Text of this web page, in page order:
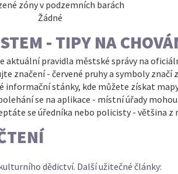
zóny v podzemních barách
Žádné
- TIPY NA
aktuálnípravidla městské správy na
značení - červené pruhy a symboly značí
stánky, kde můžete získat
se na aplikace - místní úřady
se úředníka nebo policisty - většina z
dědictví. Další užitečné články: